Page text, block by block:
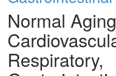
Normal
Respiratory,